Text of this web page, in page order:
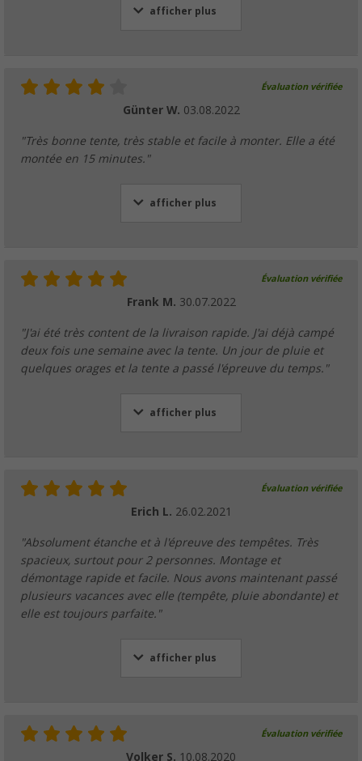
afficher plus
Évaluation vérifiée
Günter W. 03.08.2022
"Très bonne tente, très stable et facile à monter. Elle a été
montée en 15 minutes."
afficher plus
Évaluation vérifiée
Frank M. 30.07.2022
"J'ai été très content de la livraison rapide. J'ai déjà campé
deux fois une semaine avec la tente. Un jour de pluie et
quelques orages et la tente a passé l'épreuve du temps."
afficher plus
Évaluation vérifiée
Erich L. 26.02.2021
"Absolument étanche et à l'épreuve des tempêtes. Très
spacieux, surtout pour 2 personnes. Montage et
démontage rapide et facile. Nous avons maintenant passé
plusieurs vacances avec elle (tempête, pluie abondante) et
elle est toujours parfaite."
afficher plus
Évaluation vérifiée
Volker S. 10.08.2020